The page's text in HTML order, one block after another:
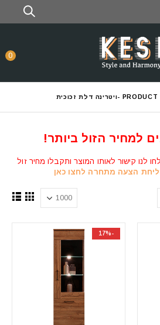
0
PRODUCT ויטרינה דלת זכוכית
למחיר הזול ביותר!
לנו קישור לאותו המוצר ותקבלו מחיר זול
הצעה מתחרה לחצו כאן
-17%